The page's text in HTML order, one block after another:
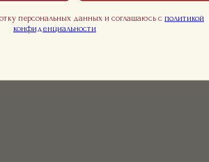
персональных данных и соглашаюсь с политикой
конфиденциальности